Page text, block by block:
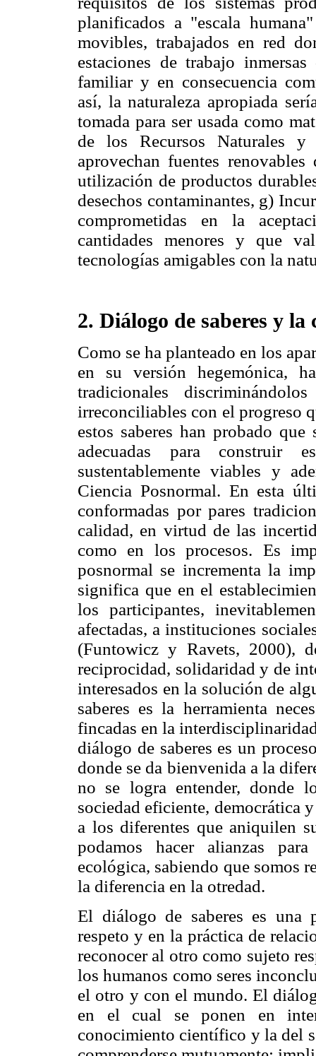
planificados a "escala
movibles, trabajados en red
estaciones de trabajo
familiar y en consecuencia
así, la naturaleza apropiada
tomada para ser usada como
de los Recursos Naturales
aprovechan fuentes
utilización de productos
desechos contaminantes, g)
comprometidas en la
cantidades menores y que
tecnologías amigables con la
2. Diálogo de saberes y
Como se ha planteado en los
en su versión hegemónica,
tradicionales
irreconciliables con el progreso
estos saberes han probado
adecuadas para construir
sustentablemente viables y
Ciencia Posnormal. En esta
conformadas por pares
calidad, en virtud de las
como en los procesos. Es
posnormal se incrementa la
significa que en el
los participantes,
afectadas, a instituciones
(Funtowicz y Ravets, 2000),
reciprocidad, solidaridad y de
interesados en la solución de
saberes es la herramienta
fincadas en la
diálogo de saberes es un
donde se da bienvenida a la
no se logra entender, donde
sociedad eficiente, democrática
a los diferentes que aniquilen
podamos hacer alianzas
ecológica, sabiendo que somos
la diferencia en la otredad.
El diálogo de saberes es una
respeto y en la práctica de
reconocer al otro como sujeto
los humanos como seres
el otro y con el mundo. El
en el cual se ponen en
conocimiento científico y la del